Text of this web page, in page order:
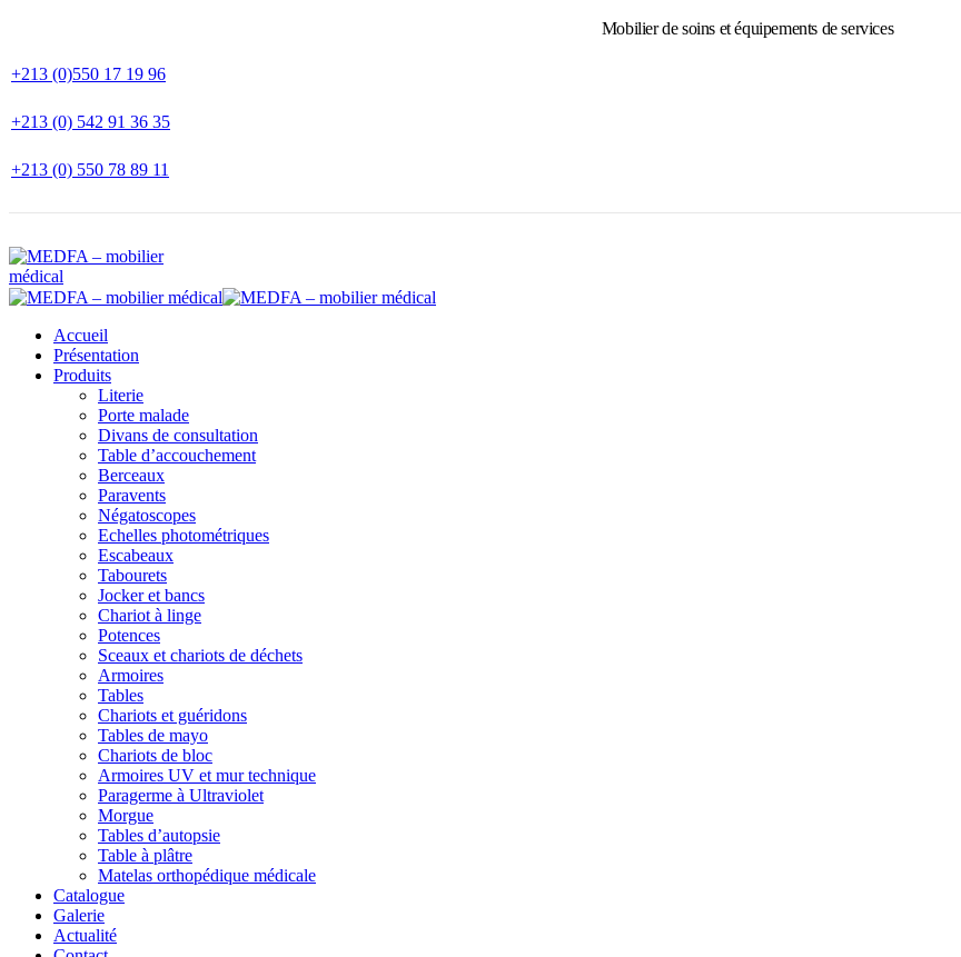
Mobilier de soins et équipements de services
+213 (0)550 17 19 96
+213 (0) 542 91 36 35
+213 (0) 550 78 89 11
Accueil
Présentation
Produits
Literie
Porte malade
Divans de consultation
Table d’accouchement
Berceaux
Paravents
Négatoscopes
Echelles photométriques
Escabeaux
Tabourets
Jocker et bancs
Chariot à linge
Potences
Sceaux et chariots de déchets
Armoires
Tables
Chariots et guéridons
Tables de mayo
Chariots de bloc
Armoires UV et mur technique
Paragerme à Ultraviolet
Morgue
Tables d’autopsie
Table à plâtre
Matelas orthopédique médicale
Catalogue
Galerie
Actualité